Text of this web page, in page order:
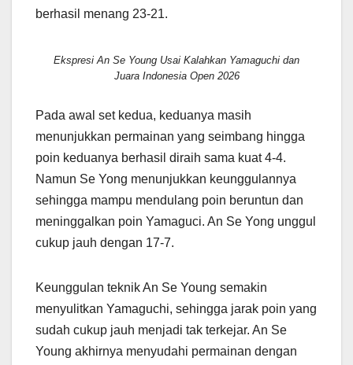
berhasil menang 23-21.
Ekspresi An Se Young Usai Kalahkan Yamaguchi dan
Juara Indonesia Open 2026
Pada awal set kedua, keduanya masih
menunjukkan permainan yang seimbang hingga
poin keduanya berhasil diraih sama kuat 4-4.
Namun Se Yong menunjukkan keunggulannya
sehingga mampu mendulang poin beruntun dan
meninggalkan poin Yamaguci. An Se Yong unggul
cukup jauh dengan 17-7.
Keunggulan teknik An Se Young semakin
menyulitkan Yamaguchi, sehingga jarak poin yang
sudah cukup jauh menjadi tak terkejar. An Se
Young akhirnya menyudahi permainan dengan